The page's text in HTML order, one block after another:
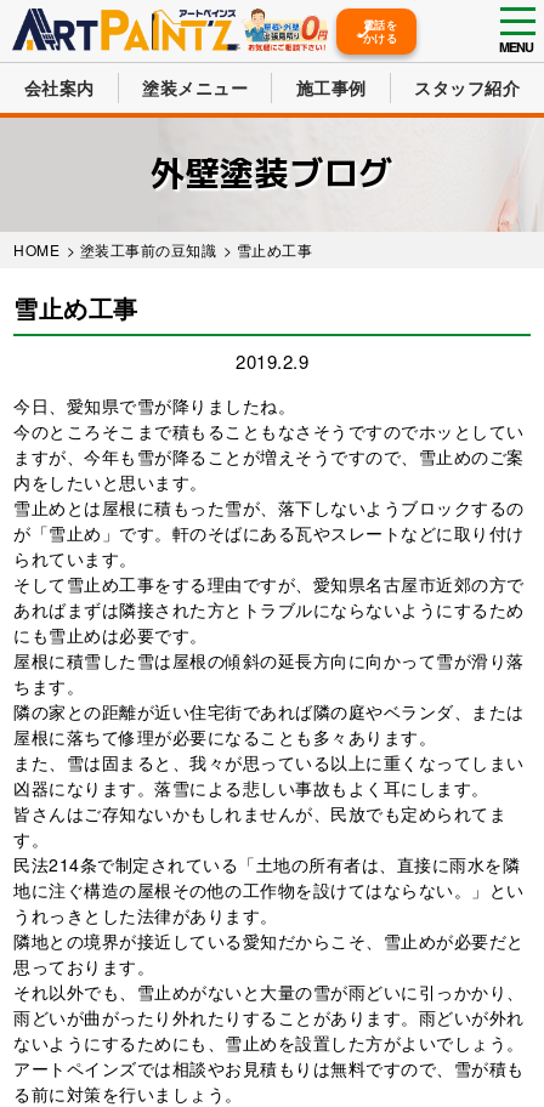
MENU
電話を
かける
会社案内 塗装メニュー 施工事例 スタッフ紹介
外壁塗装ブログ
HOME > 塗装工事前の豆知識 > 雪止め工事
雪止め工事
2019.2.9
今日、愛知県で雪が降りましたね。
今のところそこまで積もることもなさそうですのでホッとしてい
ますが、今年も雪が降ることが増えそうですので、雪止めのご案
内をしたいと思います。
雪止めとは屋根に積もった雪が、落下しないようブロックするの
が「雪止め」です。軒のそばにある瓦やスレートなどに取り付け
られています。
そして雪止め工事をする理由ですが、愛知県名古屋市近郊の方で
あればまずは隣接された方とトラブルにならないようにするため
にも雪止めは必要です。
屋根に積雪した雪は屋根の傾斜の延長方向に向かって雪が滑り落
ちます。
隣の家との距離が近い住宅街であれば隣の庭やベランダ、または
屋根に落ちて修理が必要になることも多々あります。
また、雪は固まると、我々が思っている以上に重くなってしまい
凶器になります。落雪による悲しい事故もよく耳にします。
皆さんはご存知ないかもしれませんが、民放でも定められてま
す。
民法214条で制定されている「土地の所有者は、直接に雨水を隣
地に注ぐ構造の屋根その他の工作物を設けてはならない。」とい
うれっきとした法律があります。
隣地との境界が接近している愛知だからこそ、雪止めが必要だと
思っております。
それ以外でも、雪止めがないと大量の雪が雨どいに引っかかり、
雨どいが曲がったり外れたりすることがあります。雨どいが外れ
ないようにするためにも、雪止めを設置した方がよいでしょう。
アートペインズでは相談やお見積もりは無料ですので、雪が積も
る前に対策を行いましょう。